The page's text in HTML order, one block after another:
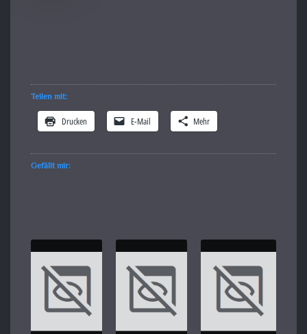
Teilen mit:
Drucken E-Mail Mehr
Gefällt mir: